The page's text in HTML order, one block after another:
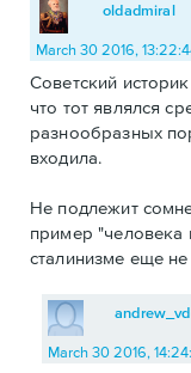
oldadmiral
March 30 2016,
Советский
что тот являлся
разнообразных
входила.
Не подлежит
пример "человека
сталинизме еще
March 30 2016,